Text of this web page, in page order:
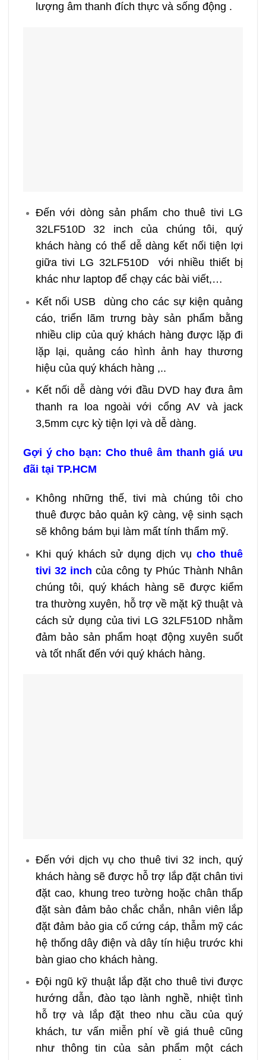
lượng âm thanh đích thực và sống động .
Đến với dòng sản phẩm cho thuê tivi LG
32LF510D 32 inch của chúng tôi, quý
khách hàng có thể dễ dàng kết nối tiện lợi
giữa tivi LG 32LF510D với nhiều thiết bị
khác như laptop để chạy các bài viết,…
Kết nối USB dùng cho các sự kiện quảng
cáo, triển lãm trưng bày sản phẩm bằng
nhiều clip của quý khách hàng được lặp đi
lặp lại, quảng cáo hình ảnh hay thương
hiệu của quý khách hàng ,..
Kết nối dễ dàng với đầu DVD hay đưa âm
thanh ra loa ngoài với cổng AV và jack
3,5mm cực kỳ tiện lợi và dễ dàng.
Gợi ý cho bạn: Cho thuê âm thanh giá ưu
đãi tại TP.HCM
Không những thế, tivi mà chúng tôi cho
thuê được bảo quản kỹ càng, vệ sinh sạch
sẽ không bám bụi làm mất tính thẩm mỹ.
Khi quý khách sử dụng dịch vụcho thuê
tivi 32 inch của công ty Phúc Thành Nhân
chúng tôi, quý khách hàng sẽ được kiểm
tra thường xuyên, hỗ trợ về mặt kỹ thuật và
cách sử dụng của tivi LG 32LF510D nhằm
đảm bảo sản phẩm hoạt động xuyên suốt
và tốt nhất đến với quý khách hàng.
Đến với dịch vụ cho thuê tivi 32 inch, quý
khách hàng sẽ được hỗ trợ lắp đặt chân tivi
đặt cao, khung treo tường hoặc chân thấp
đặt sàn đảm bảo chắc chắn, nhân viên lắp
đặt đảm bảo gia cố cứng cáp, thẫm mỹ các
hệ thống dây điện và dây tín hiệu trước khi
bàn giao cho khách hàng.
Đội ngũ kỹ thuật lắp đặt cho thuê tivi được
hướng dẫn, đào tạo lành nghề, nhiệt tình
hỗ trợ và lắp đặt theo nhu cầu của quý
khách, tư vấn miễn phí về giá thuê cũng
như thông tin của sản phẩm một cách